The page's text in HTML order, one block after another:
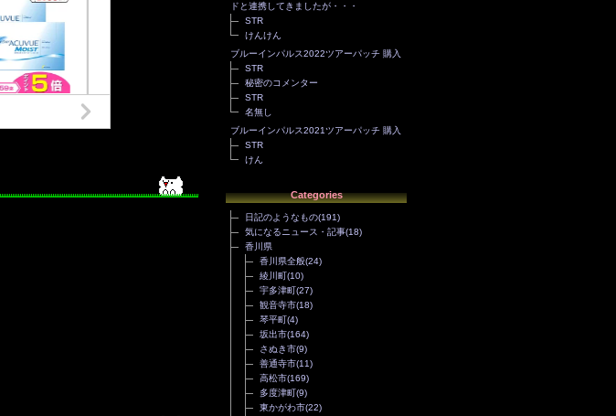
ドと連携してきましたが・・・
STR
けんけん
ブルーインパルス2022ツアーパッチ 購入
STR
秘密のコメンター
STR
名無し
ブルーインパルス2021ツアーパッチ 購入
STR
けん
Categories
日記のようなもの(191)
気になるニュース・記事(18)
香川県
香川県全般(24)
綾川町(10)
宇多津町(27)
観音寺市(18)
琴平町(4)
坂出市(164)
さぬき市(9)
善通寺市(11)
高松市(169)
多度津町(9)
東かがわ市(22)